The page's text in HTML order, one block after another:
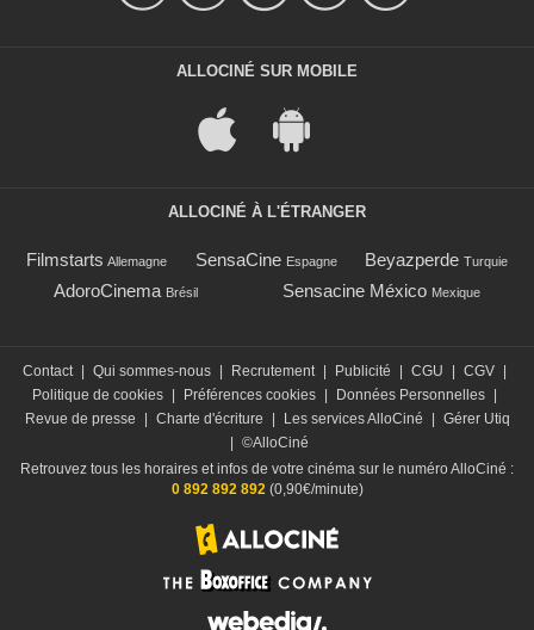
ALLOCINÉ SUR MOBILE
ALLOCINÉ À L'ÉTRANGER
Filmstarts Allemagne SensaCine Espagne Beyazperde Turquie
AdoroCinema Brésil Sensacine México Mexique
Contact | Qui sommes-nous | Recrutement | Publicité | CGU | CGV |
Politique de cookies | Préférences cookies | Données Personnelles |
Revue de presse
| Charte d'écriture | Les services AlloCiné | Gérer Utiq
| ©AlloCiné
Retrouvez tous les horaires et infos de votre cinéma sur le numéro AlloCiné :
0 892 892 892 (0,90€/minute)